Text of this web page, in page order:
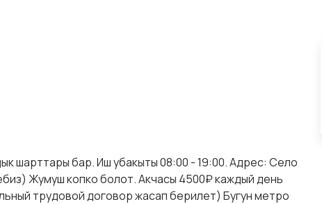
шарттары бар. Иш убакыты 08:00 - 19:00. Адрес: Село
Жумуш копко болот. Акчасы 4500₽ каждый день
трудовой договор жасап берилет) Бугун метро